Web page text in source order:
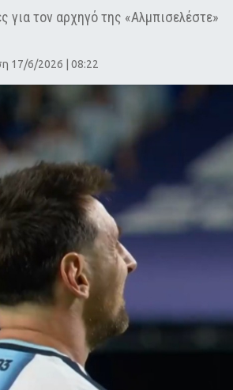
για τον αρχηγό της «Αλμπισελέστε»
17/6/2026 | 08:22